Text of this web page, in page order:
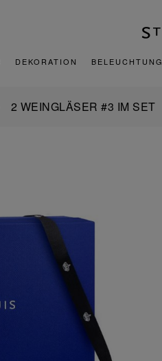
DEKORATION BELEUCHTUNG
2 WEINGLÄSER #3 IM SET